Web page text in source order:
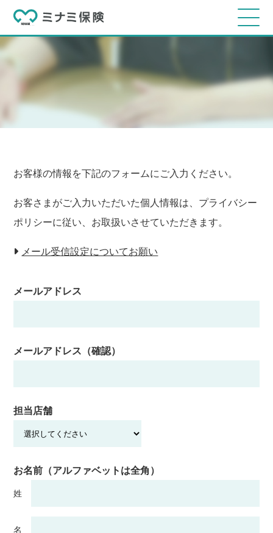
お客様の情報を下記のフォームにご入力ください。
お客さまがご入力いただいた個人情報は、プライバシー
ポリシーに従い、お取扱いさせていただきます。
メール受信設定についてお願い
メールアドレス
メールアドレス（確認）
担当店舗
お名前（アルファベットは全角）
姓
名